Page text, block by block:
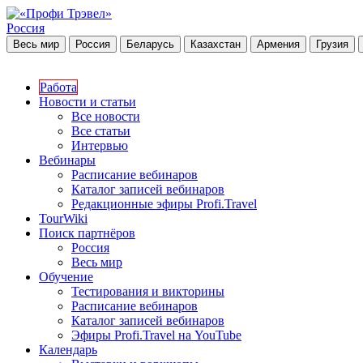
Россия
Весь мир Россия Беларусь Казахстан Армения Грузия
Работа
Новости и статьи
Все новости
Все статьи
Интервью
Вебинары
Расписание вебинаров
Каталог записей вебинаров
Редакционные эфиры Profi.Travel
TourWiki
Поиск партнёров
Россия
Весь мир
Обучение
Тестирования и викторины
Расписание вебинаров
Каталог записей вебинаров
Эфиры Profi.Travel на YouTube
Календарь